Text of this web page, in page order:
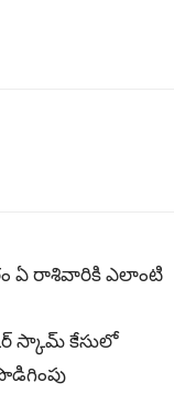
ఏ రాశివారికి ఎలాంటి
స్కామ్ కేసులో